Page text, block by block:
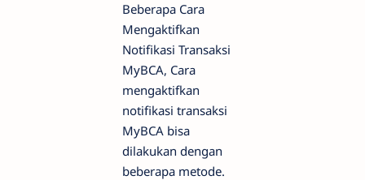
Beberapa Cara
Mengaktifkan
Notifikasi Transaksi
MyBCA, Cara
mengaktifkan
notifikasi transaksi
MyBCA bisa
dilakukan dengan
beberapa metode.